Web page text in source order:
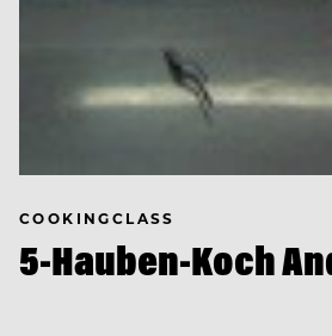
COOKINGCLASS
5-Hauben-Koch